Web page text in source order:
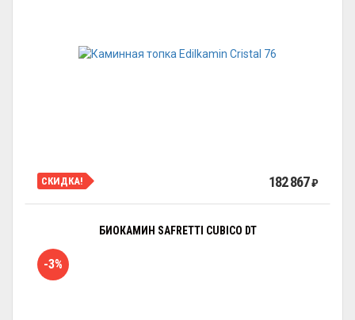
СКИДКА! 182 867₽
БИОКАМИН SAFRETTI CUBICO DT
-3%